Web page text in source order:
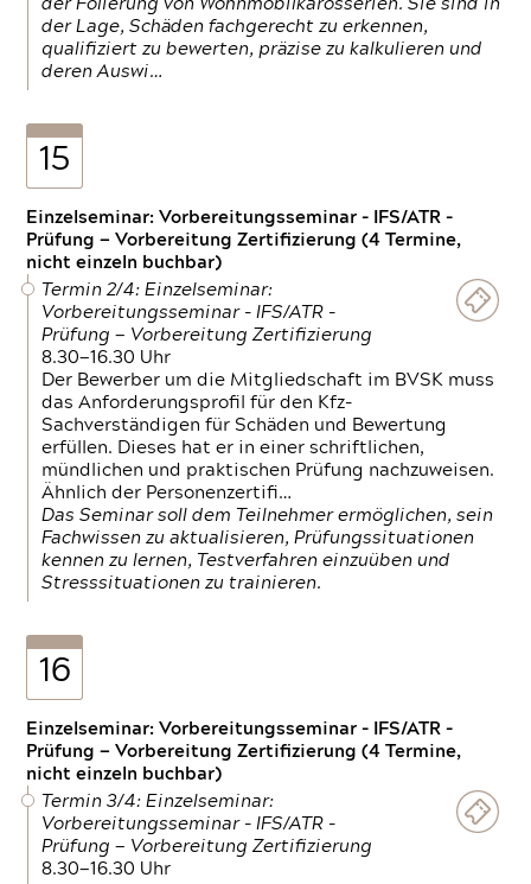
der Folierung von Wohnmobilkarosserien. Sie sind in
der Lage, Schäden fachgerecht zu erkennen,
qualifiziert zu bewerten, präzise zu kalkulieren und
deren Auswi…
15
Einzelseminar: Vorbereitungsseminar - IFS/ATR -
Prüfung — Vorbereitung Zertifizierung (4 Termine,
nicht einzeln buchbar)
Termin 2/4: Einzelseminar:
Vorbereitungsseminar - IFS/ATR -
Prüfung — Vorbereitung Zertifizierung
8.30—16.30 Uhr
Der Bewerber um die Mitgliedschaft im BVSK muss
das Anforderungsprofil für den Kfz-
Sachverständigen für Schäden und Bewertung
erfüllen. Dieses hat er in einer schriftlichen,
mündlichen und praktischen Prüfung nachzuweisen.
Ähnlich der Personenzertifi…
Das Seminar soll dem Teilnehmer ermöglichen, sein
Fachwissen zu aktualisieren, Prüfungssituationen
kennen zu lernen, Testverfahren einzuüben und
Stresssituationen zu trainieren.
16
Einzelseminar: Vorbereitungsseminar - IFS/ATR -
Prüfung — Vorbereitung Zertifizierung (4 Termine,
nicht einzeln buchbar)
Termin 3/4: Einzelseminar:
Vorbereitungsseminar - IFS/ATR -
Prüfung — Vorbereitung Zertifizierung
8.30—16.30 Uhr